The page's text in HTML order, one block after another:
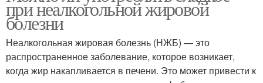
при неалкогольной жировой
болезни
Неалкогольная жировая болезнь (НЖБ) — это
распространенное заболевание, которое возникает,
когда жир накапливается в печени. Это может привести к